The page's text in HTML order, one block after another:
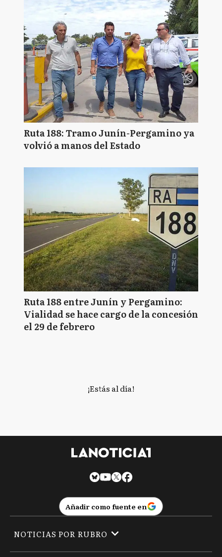
Ruta 188: Tramo Junín-Pergamino ya
volvió a manos del Estado
Ruta 188 entre Junín y Pergamino:
Vialidad se hace cargo de la concesión
el 29 de febrero
¡Estás al día!
Añadir como fuente en
NOTICIAS POR RUBRO